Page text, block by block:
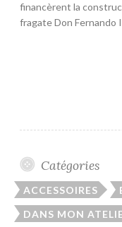
financèrent la
fragate Don Fernando
Catégories
ACCESSOIRES
DANS MON